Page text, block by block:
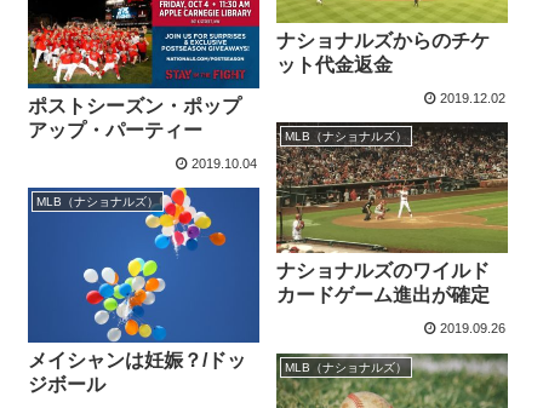
ナショナルズからのチケ
ット代金返金
2019.12.02
ポストシーズン・ポップ
アップ・パーティー
2019.10.04
MLB（ナショナルズ）
ナショナルズのワイルド
カードゲーム進出が確定
2019.09.26
MLB（ナショナルズ）
メイシャンは妊娠？/ドッ
ジボール
MLB（ナショナルズ）